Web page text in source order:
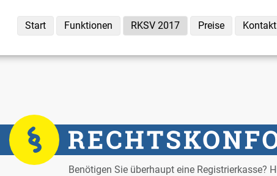
Start Funk­tio­nen RKSV 2017 Prei­se Kon­takt
Be­nö­ti­gen Sie über­haupt ei­ne Re­gis­trier­kas­se?